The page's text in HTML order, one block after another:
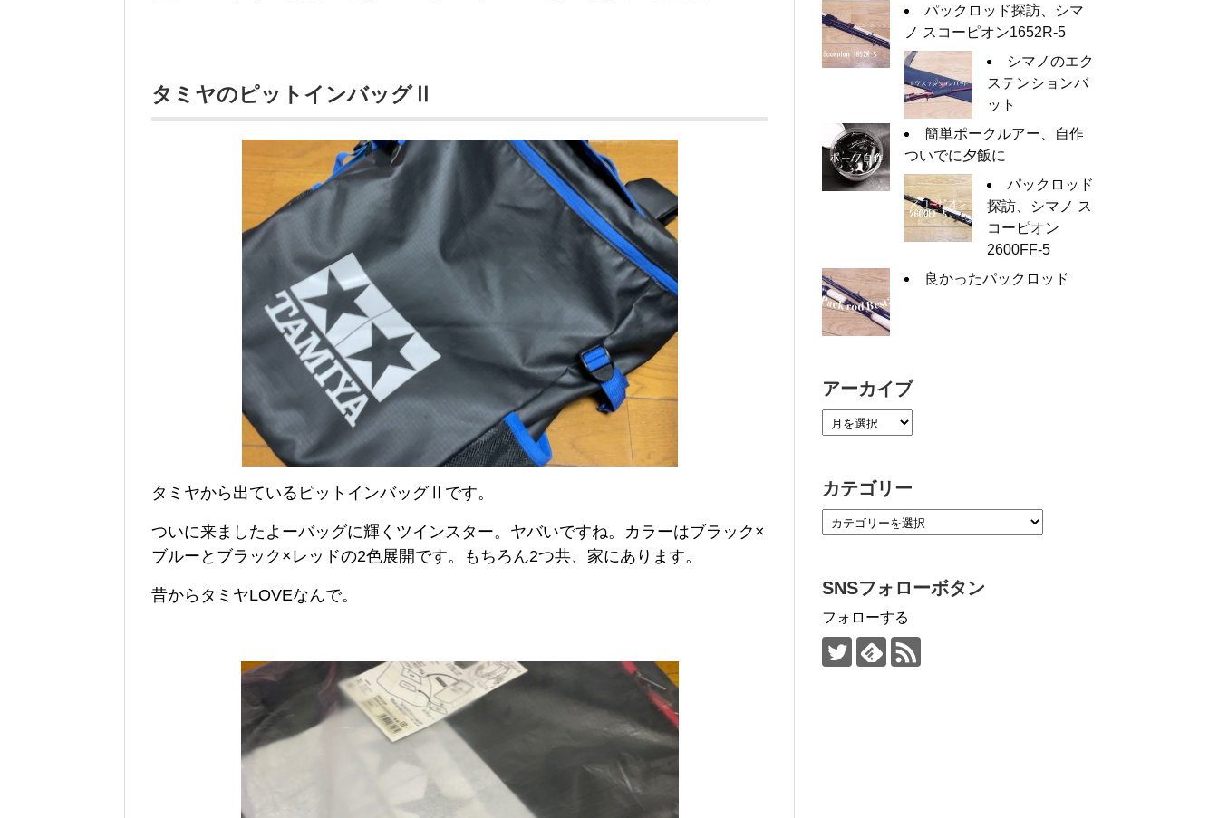
タミヤのピットインバッグⅡ
タミヤから出ているピットインバッグⅡです。
ついに来ましたよーバッグに輝くツインスター。ヤバいですね。カラーはブラック×
ブルーとブラック×レッドの2色展開です。
もちろん2つ共、家にあります。
昔からタミヤLOVEなんで。
パックロッド探訪、シマ
ノ スコーピオン1652R-5
シマノのエク
ステンションバ
ット
簡単ポークルアー、自作
ついでに夕飯に
パックロッド
探訪、シマノ ス
コーピオン
2600FF-5
良かったパックロッド
アーカイブ
カテゴリー
SNSフォローボタン
フォローする